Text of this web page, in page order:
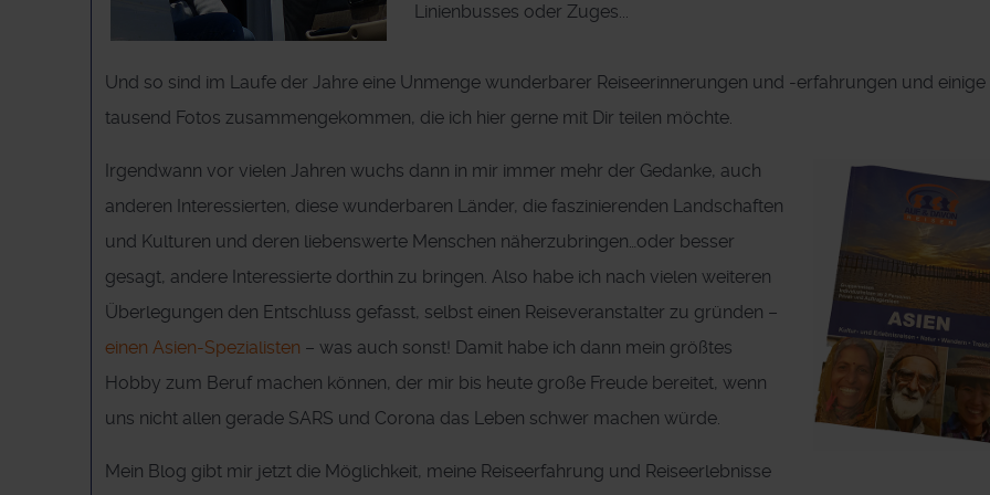
Linienbusses oder Zuges...
Und so sind im Laufe der Jahre eine Unmenge wunderbarer Reiseerinnerungen und -erfahrungen und einige
tausend Fotos zusammengekommen, die ich hier gerne mit Dir teilen möchte.
Irgendwann vor vielen Jahren wuchs dann in mir immer mehr der Gedanke, auch
anderen Interessierten, diese wunderbaren Länder, die faszinierenden Landschaften
und Kulturen und deren liebenswerte Menschen näherzubringen…oder besser
gesagt, andere Interessierte dorthin zu bringen. Also habe ich nach vielen weiteren
Überlegungen den Entschluss gefasst, selbst einen Reiseveranstalter zu gründen –
einen Asien-Spezialisten – was auch sonst! Damit habe ich dann mein größtes
Hobby zum Beruf machen können, der mir bis heute große Freude bereitet, wenn
uns nicht allen gerade SARS und Corona das Leben schwer machen würde.
Mein Blog gibt mir jetzt die Möglichkeit, meine Reiseerfahrung und Reiseerlebnisse